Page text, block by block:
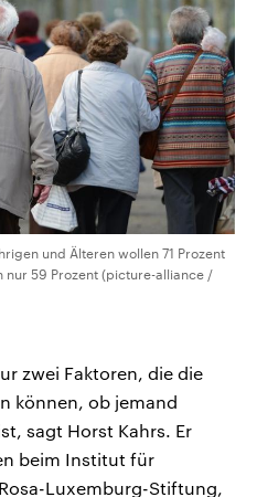
und Älteren wollen 71 Prozent
nur 59 Prozent (picture-alliance /
zwei Faktoren, die die
können, ob jemand
sagt Horst Kahrs. Er
beim Institut für
Luxemburg-Stiftung,